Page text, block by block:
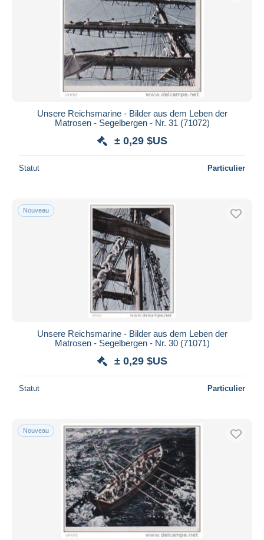
Unsere Reichsmarine - Bilder aus dem Leben der
Matrosen - Segelbergen - Nr. 31 (71072)
± 0,29 $US
Statut Particulier
Nouveau
Unsere Reichsmarine - Bilder aus dem Leben der
Matrosen - Segelbergen - Nr. 30 (71071)
± 0,29 $US
Statut Particulier
Nouveau